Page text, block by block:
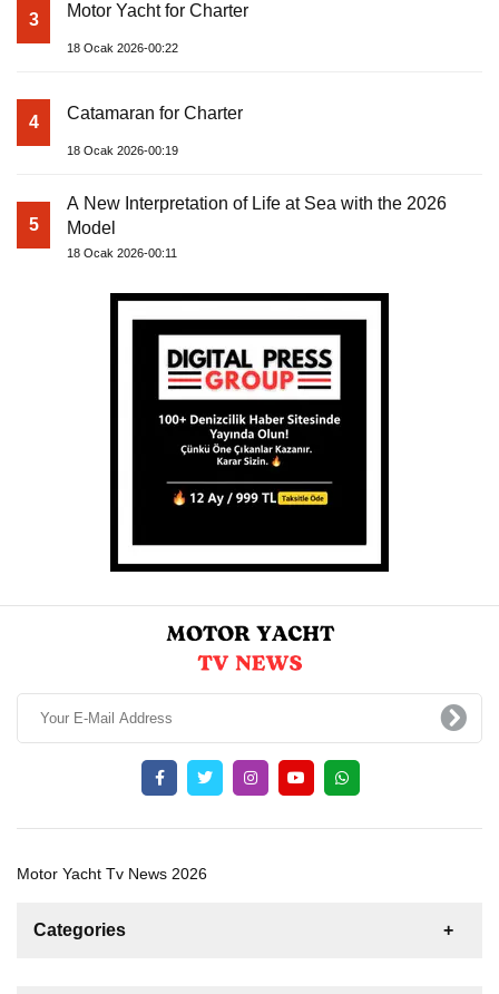
3 Motor Yacht for Charter
18 Ocak 2026-00:22
4 Catamaran for Charter
18 Ocak 2026-00:19
5
A New Interpretation of Life at Sea with the 2026
Model
18 Ocak 2026-00:11
Motor Yacht Tv News 2026
Categories